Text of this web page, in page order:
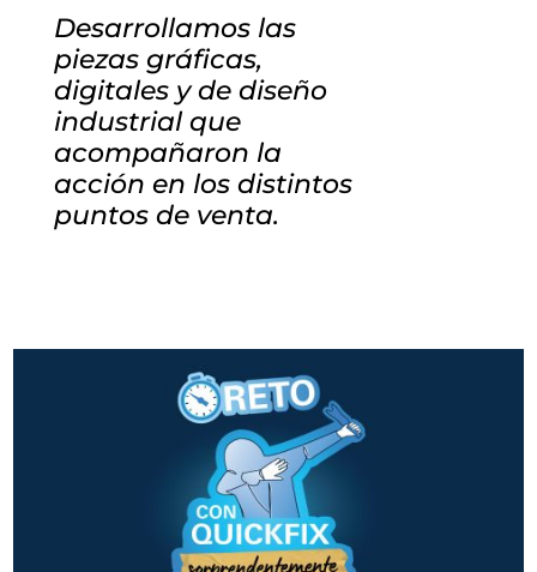
Desarrollamos las
piezas gráficas,
digitales y de diseño
industrial que
acompañaron la
acción en los distintos
puntos de venta.